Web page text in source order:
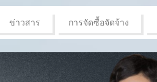
ข่าวสาร การจัดซื้อจัดจ้าง